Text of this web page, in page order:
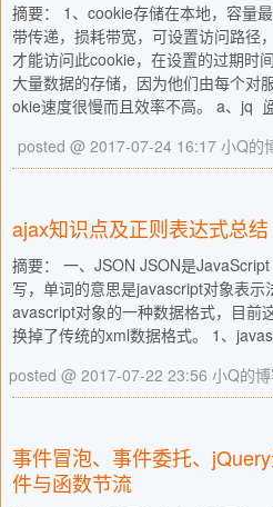
摘要： 1、cookie存储在本地，容量
带传递，损耗带宽，可设置访问路径
才能访问此cookie，在设置的过期时
大量数据的存储，因为他们由每个对
okie速度很慢而且效率不高。 a、jq
posted @ 2017-07-24 16:17 小Q的
ajax知识点及正则表达式总结
摘要： 一、JSON JSON是
写，单词的意思是javascript对象表
avascript对象的一种数据格式，目前
换掉了传统的xml数据格式。 1、
posted @ 2017-07-22 23:56 小Q的
事件冒泡、事件委托、
件与函数节流